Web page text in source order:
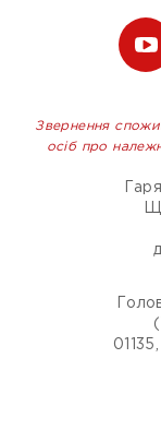
Звернення
осіб про